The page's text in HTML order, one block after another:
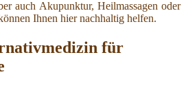
auch Akupunktur, Heilmassagen oder
Ihnen hier nachhaltig helfen.
für